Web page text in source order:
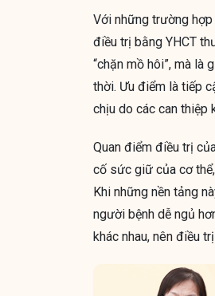
Với những trường
điều trị bằng YHCT
“chặn mồ hôi”, mà là
thời. Ưu điểm là tiếp
chịu do các can thiệp
Quan điểm điều trị
cố sức giữ của cơ
Khi những nền tảng
người bệnh dễ ngủ
khác nhau, nên điều